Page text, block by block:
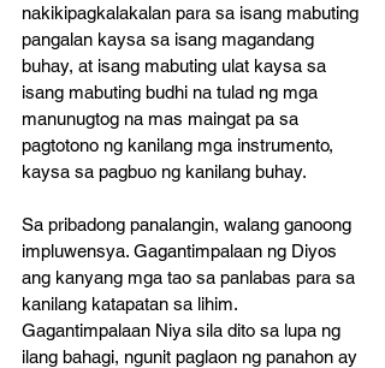
nakikipagkalakalan para sa isang mabuting
pangalan kaysa sa isang magandang
buhay, at isang mabuting ulat kaysa sa
isang mabuting budhi na tulad ng mga
manunugtog na mas maingat pa sa
pagtotono ng kanilang mga instrumento,
kaysa sa pagbuo ng kanilang buhay.
Sa pribadong panalangin, walang ganoong
impluwensya. Gagantimpalaan ng Diyos
ang kanyang mga tao sa panlabas para sa
kanilang katapatan sa lihim.
Gagantimpalaan Niya sila dito sa lupa ng
ilang bahagi, ngunit paglaon ng panahon ay